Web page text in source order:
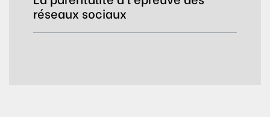
réseaux sociaux